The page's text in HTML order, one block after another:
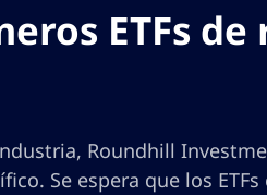
ETFs
Roundhill
Se espera que los